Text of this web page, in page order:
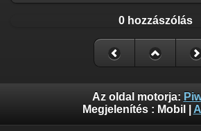
0 hozzászólás
Az oldal motorja:
Megjelenítés : Mobil